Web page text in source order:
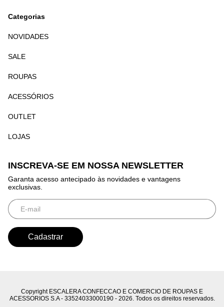
Categorias
NOVIDADES
SALE
ROUPAS
ACESSÓRIOS
OUTLET
LOJAS
INSCREVA-SE EM NOSSA NEWSLETTER
Garanta acesso antecipado às novidades e vantagens
exclusivas.
Copyright ESCALERA CONFECCAO E COMERCIO DE ROUPAS E
ACESSORIOS S.A - 33524033000190 - 2026. Todos os direitos reservados.